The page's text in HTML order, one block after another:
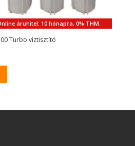
áruhitel: 10 hónapra, 0% THM.
Turbo víztisztító